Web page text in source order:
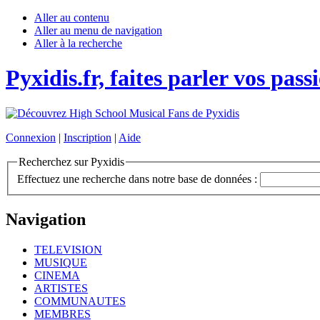
Aller au contenu
Aller au menu de navigation
Aller à la recherche
Pyxidis.fr, faites parler vos
Connexion | Inscription | Aide
Recherchez sur Pyxidis
Effectuez une recherche dans notre base de données :
Navigation
TELEVISION
MUSIQUE
CINEMA
ARTISTES
COMMUNAUTES
MEMBRES